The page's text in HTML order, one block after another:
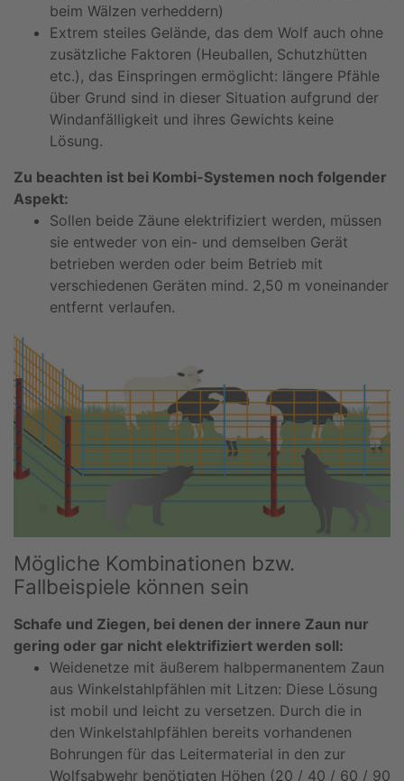
beim Wälzen verheddern)
Extrem steiles Gelände, das dem Wolf auch ohne
zusätzliche Faktoren (Heuballen, Schutzhütten
etc.), das Einspringen ermöglicht: längere Pfähle
über Grund sind in dieser Situation aufgrund der
Windanfälligkeit und ihres Gewichts keine
Lösung.
Zu beachten ist bei Kombi-Systemen noch folgender
Aspekt:
Sollen beide Zäune elektrifiziert werden, müssen
sie entweder von ein- und demselben Gerät
betrieben werden oder beim Betrieb mit
verschiedenen Geräten mind. 2,50 m voneinander
entfernt verlaufen.
Mögliche Kombinationen bzw.
Fallbeispiele können sein
Schafe und Ziegen, bei denen der innere Zaun nur
gering oder gar nicht elektrifiziert werden soll:
Weidenetze mit äußerem halbpermanentem Zaun
aus Winkelstahlpfählen mit Litzen: Diese Lösung
ist mobil und leicht zu versetzen. Durch die in
den Winkelstahlpfählen bereits vorhandenen
Bohrungen für das Leitermaterial in den zur
Wolfsabwehr benötigten Höhen (20 / 40 / 60 / 90